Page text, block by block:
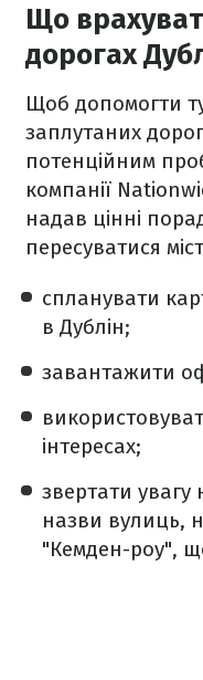
Що
дорогах
Щоб допомогти
заплутаних
потенційним
компанії
надав цінні
пересуватися
спланувати
в Дублін;
завантажити
інтересах;
звертати увагу
назви вулиць,
"Кемден-роу",